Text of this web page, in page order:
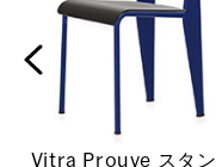
Vitra Prouve スタ